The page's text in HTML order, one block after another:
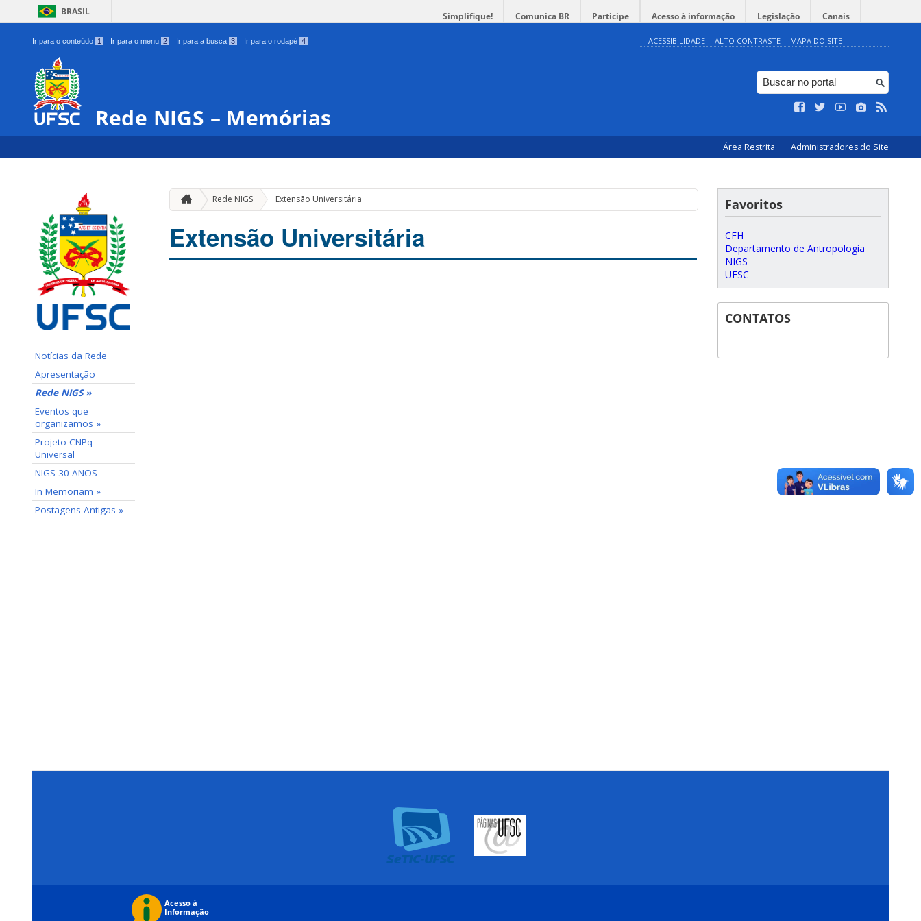
BRASIL Simplifique! Comunica BR Participe Acesso à informação Legislação Canais
Ir para o conteúdo 1 Ir para o menu 2 Ir para a busca 3 Ir para o rodapé 4 ACESSIBILIDADE ALTO CONTRASTE MAPA DO SITE
Rede NIGS – Memórias
Área Restrita Administradores do Site
Notícias da Rede
Apresentação
Rede NIGS »
Eventos que
organizamos »
Projeto CNPq
Universal
NIGS 30 ANOS
In Memoriam »
Postagens Antigas »
Rede NIGS Extensão Universitária
Extensão Universitária
Favoritos
CFH
Departamento de Antropologia
NIGS
UFSC
CONTATOS